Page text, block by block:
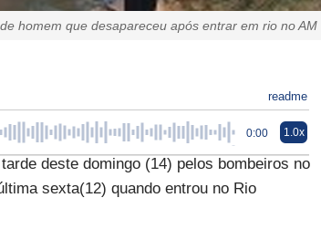
homem que desapareceu após entrar em rio no AM
readme
0:00 1.0x
deste domingo (14) pelos bombeiros no
sexta(12) quando entrou no Rio